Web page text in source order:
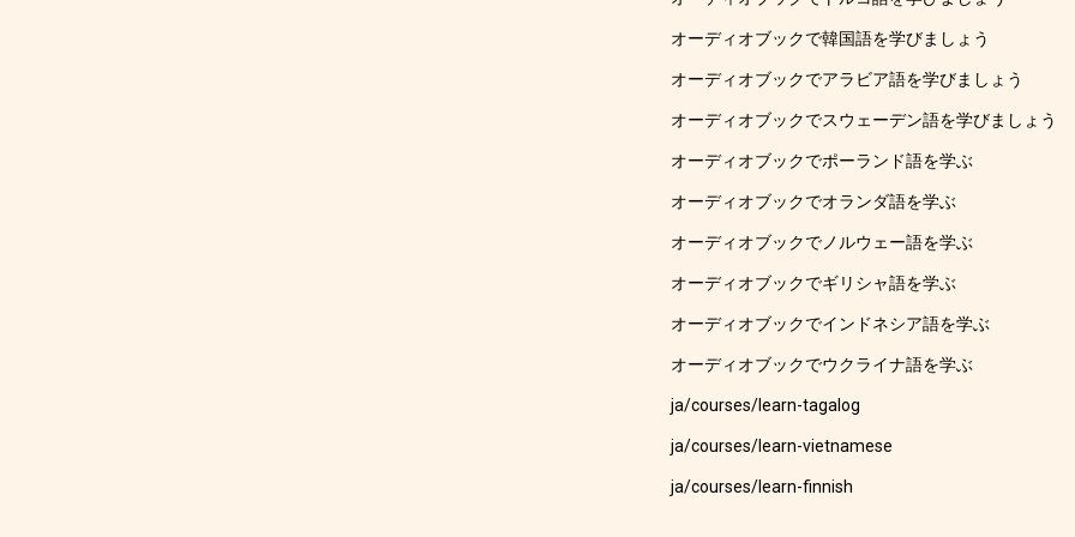
オーディオブックで韓国語を学びましょう
オーディオブックでアラビア語を学びましょう
オーディオブックでスウェーデン語を学びましょう
オーディオブックでポーランド語を学ぶ
オーディオブックでオランダ語を学ぶ
オーディオブックでノルウェー語を学ぶ
オーディオブックでギリシャ語を学ぶ
オーディオブックでインドネシア語を学ぶ
オーディオブックでウクライナ語を学ぶ
ja/courses/learn-tagalog
ja/courses/learn-vietnamese
ja/courses/learn-finnish